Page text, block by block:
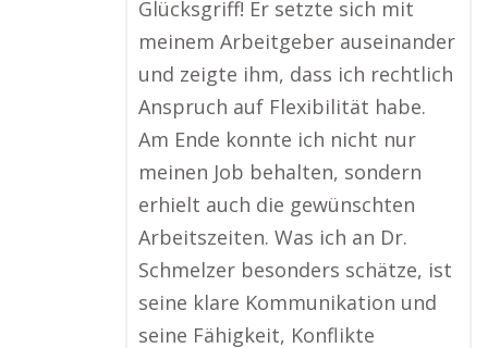
Glücksgriff! Er setzte sich mit
meinem Arbeitgeber auseinander
und zeigte ihm, dass ich rechtlich
Anspruch auf Flexibilität habe.
Am Ende konnte ich nicht nur
meinen Job behalten, sondern
erhielt auch die gewünschten
Arbeitszeiten. Was ich an Dr.
Schmelzer besonders schätze, ist
seine klare Kommunikation und
seine Fähigkeit, Konflikte